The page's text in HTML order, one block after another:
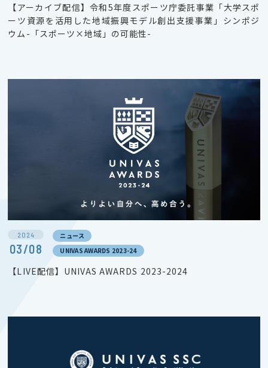
【アーカイブ配信】令和5年度スポーツ庁委託事業「大学スポ
ーツ資源を活用した地域振興モデル創出支援事業」シンポジ
ウム-「スポーツ×地域」の可能性-
2024
03/08
ニュース
UNIVAS AWARDS 2023-24
【LIVE配信】UNIVAS AWARDS 2023-2024